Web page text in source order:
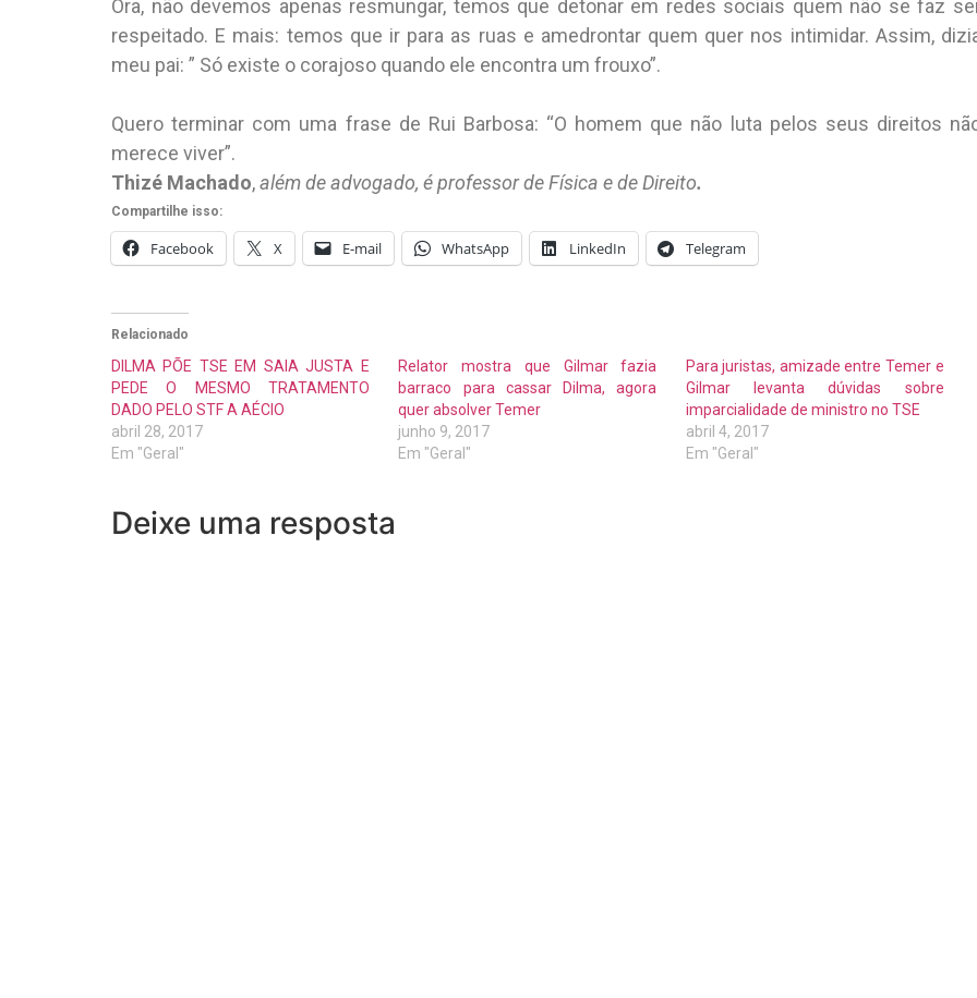
Ora, não devemos apenas resmungar, temos que detonar em redes sociais quem não se faz
respeitado. E mais: temos que ir para as ruas e amedrontar quem quer nos intimidar. Assim,
meu pai: ” Só existe o corajoso quando ele encontra um frouxo”.
Quero terminar com uma frase de Rui Barbosa: “O homem que não luta pelos seus direitos
merece viver”.
Thizé Machado,além de advogado, é professor de Física e de Direito.
Compartilhe isso:
Facebook X E-mail WhatsApp LinkedIn Telegram
Relacionado
DILMA PÕE TSE EM SAIA JUSTA E
PEDE O MESMO TRATAMENTO
DADO PELO STF A AÉCIO
abril 28, 2017
Em "Geral"
Relator mostra que Gilmar fazia
barraco para cassar Dilma, agora
quer absolver Temer
junho 9, 2017
Em "Geral"
Para juristas, amizade entre Temer e
Gilmar levanta dúvidas sobre
imparcialidade de ministro no TSE
abril 4, 2017
Em "Geral"
Deixe uma resposta